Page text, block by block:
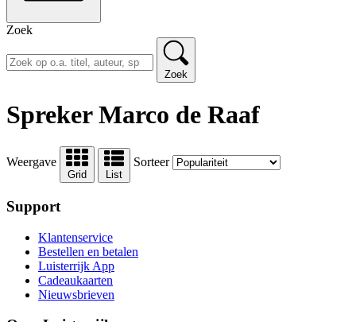
Zoek
Zoek
Spreker Marco de Raaf
Weergave
Grid List
Sorteer
Support
Klantenservice
Bestellen en betalen
Luisterrijk App
Cadeaukaarten
Nieuwsbrieven